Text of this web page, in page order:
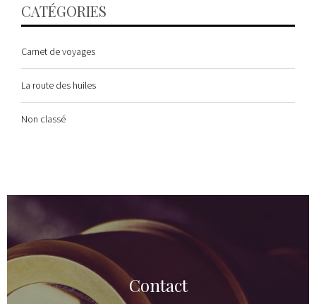
CATÉGORIES
Carnet de voyages
La route des huiles
Non classé
Contact